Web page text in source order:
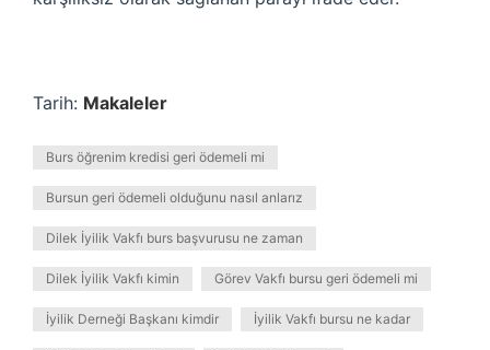
Tarih: Makaleler
Burs öğrenim kredisi geri ödemeli mi
Bursun geri ödemeli olduğunu nasıl anlarız
Dilek İyilik Vakfı burs başvurusu ne zaman
Dilek İyilik Vakfı kimin Görev Vakfı bursu geri ödemeli mi
İyilik Derneği Başkanı kimdir İyilik Vakfı bursu ne kadar